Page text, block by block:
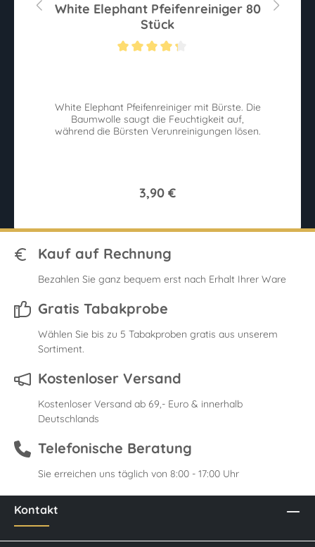
White Elephant Pfeifenreiniger 80
Stück
White Elephant Pfeifenreiniger mit Bürste. Die
Baumwolle saugt die Feuchtigkeit auf,
während die Bürsten Verunreinigungen lösen.
3,90 €
Kauf auf Rechnung
Bezahlen Sie ganz bequem erst nach Erhalt Ihrer Ware
Gratis Tabakprobe
Wählen Sie bis zu 5 Tabakproben gratis aus unserem
Sortiment.
Kostenloser Versand
Kostenloser Versand ab 69,- Euro & innerhalb
Deutschlands
Telefonische Beratung
Sie erreichen uns täglich von 8:00 - 17:00 Uhr
Kontakt